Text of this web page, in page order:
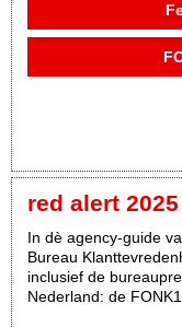
red alert 2025
In dè agency-guide
Bureau
inclusief de
Nederland: de